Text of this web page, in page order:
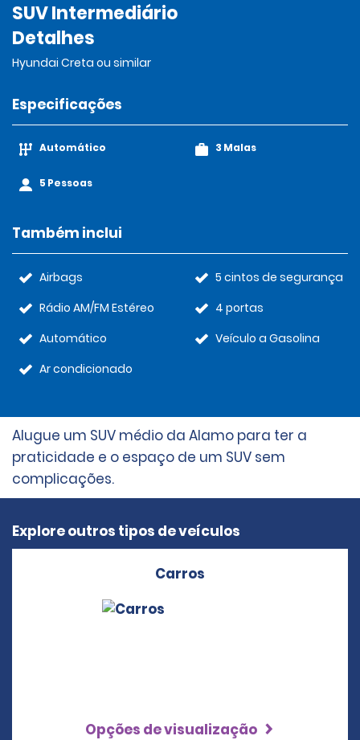
SUV Intermediário
Detalhes
Hyundai Creta ou similar
Especificações
Automático
5 Pessoas
3 Malas
Também inclui
Airbags
Rádio AM/FM Estéreo
Automático
Ar condicionado
5 cintos de segurança
4 portas
Veículo a Gasolina
Alugue um SUV médio da Alamo para ter a
praticidade e o espaço de um SUV sem
complicações.
Explore outros tipos de veículos
Carros
Opções de visualização